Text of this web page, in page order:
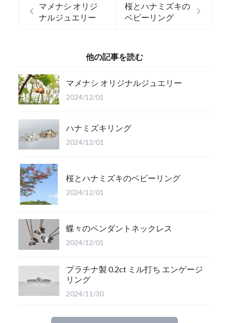
マメナシ オリジ
ナルジュエリー
桜とハナミズキの
ベビーリング
他の記事を読む
マメナシ オリジナルジュエリー
2024/12/01
ハナミズキリング
2024/12/01
桜とハナミズキのベビーリング
2024/12/01
蝶々のペンダントネックレス
2024/12/01
プラチナ製 0.2ct ミル打ち エンゲージ
リング
2024/11/30